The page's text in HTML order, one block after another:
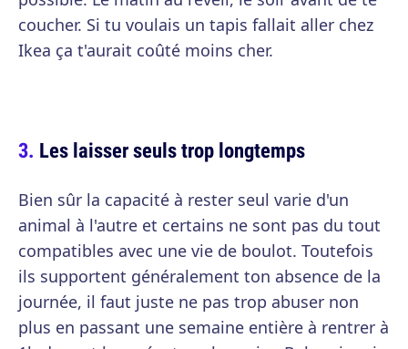
coucher. Si tu voulais un tapis fallait aller chez
Ikea ça t'aurait coûté moins cher.
Les laisser seuls trop longtemps
Bien sûr la capacité à rester seul varie d'un
animal à l'autre et certains ne sont pas du tout
compatibles avec une vie de boulot. Toutefois
ils supportent généralement ton absence de la
journée, il faut juste ne pas trop abuser non
plus en passant une semaine entière à rentrer à